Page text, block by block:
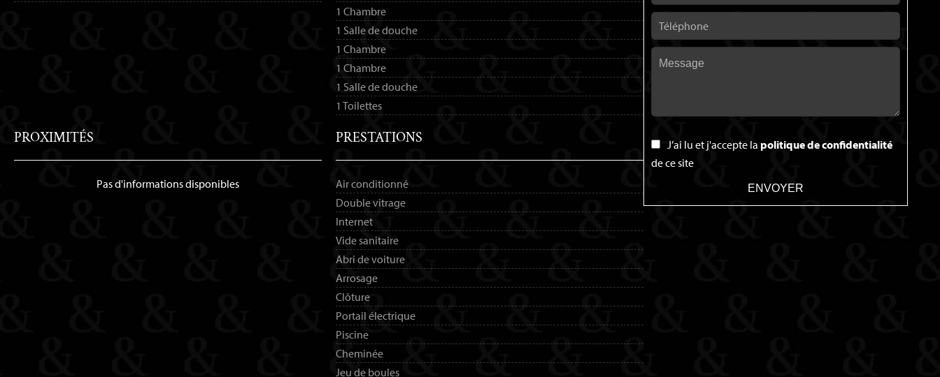
1 Chambre
1 Salle de douche
1 Chambre
1 Chambre
1 Salle de douche
1 Toilettes
PROXIMITÉS
Pas d'informations disponibles
PRESTATIONS
Air conditionné
Double vitrage
Internet
Vide sanitaire
Abri de voiture
Arrosage
Clôture
Portail électrique
Piscine
Cheminée
Jeu de boules
J’ai lu et j'accepte la politique de confidentialité
de ce site
ENVOYER